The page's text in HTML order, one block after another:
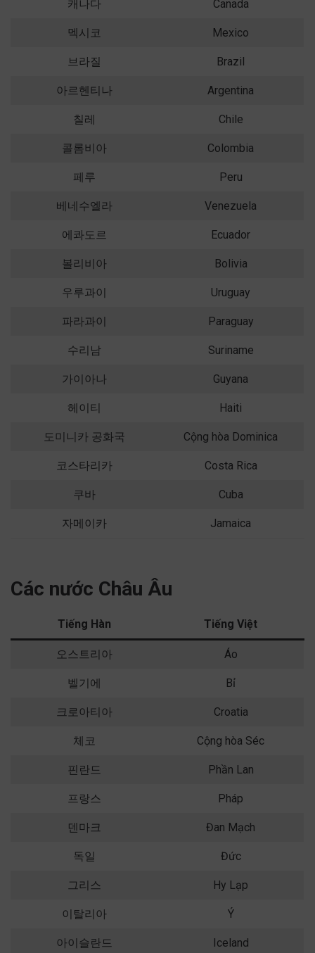
캐나다 Canada
멕시코 Mexico
브라질 Brazil
아르헨티나 Argentina
칠레 Chile
콜롬비아 Colombia
페루 Peru
베네수엘라 Venezuela
에콰도르 Ecuador
볼리비아 Bolivia
우루과이 Uruguay
파라과이 Paraguay
수리남 Suriname
가이아나 Guyana
헤이티 Haiti
도미니카 공화국 Cộng hòa Dominica
코스타리카 Costa Rica
쿠바 Cuba
자메이카 Jamaica
Các nước Châu Âu
Tiếng Hàn Tiếng Việt
오스트리아 Áo
벨기에 Bỉ
크로아티아 Croatia
체코 Cộng hòa Séc
핀란드 Phần Lan
프랑스 Pháp
덴마크 Đan Mạch
독일 Đức
그리스 Hy Lạp
이탈리아 Ý
아이슬란드 Iceland